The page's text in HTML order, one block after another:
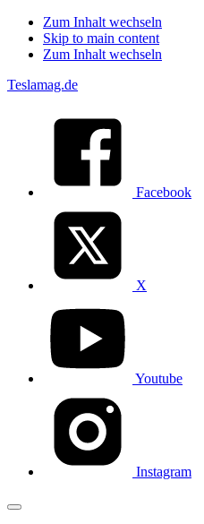
Zum Inhalt wechseln
Skip to main content
Zum Inhalt wechseln
Teslamag.de
Facebook
X
Youtube
Instagram